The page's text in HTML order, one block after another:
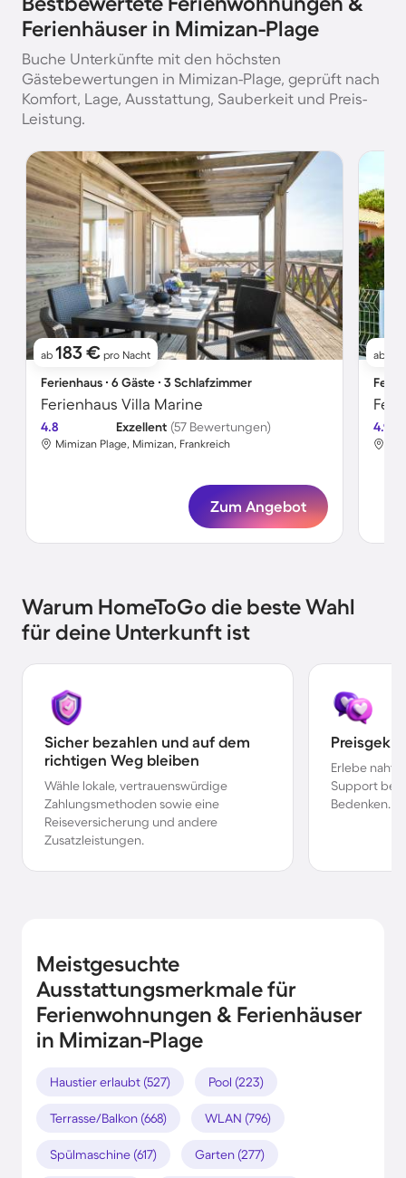
Ferienhäuser in Mimizan-Plage
Buche Unterkünfte mit den höchsten
Gästebewertungen in Mimizan-Plage, geprüft nach
Komfort, Lage, Ausstattung, Sauberkeit und Preis-
Leistung.
ab 183 € pro Nacht
Ferienhaus ∙ 6 Gäste ∙ 3 Schlafzimmer
Ferienhaus Villa Marine
4.8 Exzellent (57 Bewertungen)
Mimizan Plage, Mimizan, Frankreich
Zum Angebot
ab
4.9
Warum HomeToGo die beste Wahl
für deine Unterkunft ist
Sicher bezahlen und auf dem
richtigen Weg bleiben
Wähle lokale, vertrauenswürdige
Zahlungsmethoden sowie eine
Reiseversicherung und andere
Zusatzleistungen.
Erlebe
Support bei
Bedenken.
Meistgesuchte
Ausstattungsmerkmale für
Ferienwohnungen & Ferienhäuser
in Mimizan-Plage
Haustier erlaubt (527) Pool (223)
Terrasse/Balkon (668) WLAN (796)
Spülmaschine (617) Garten (277)